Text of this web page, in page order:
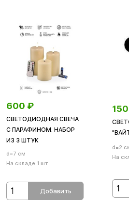
600 ₽
СВЕТОДИОДНАЯ СВЕЧА
С ПАРАФИНОМ. НАБОР
ИЗ 3 ШТУК
d=7 см
На складе 1 шт.
Добавить
150
d=2
На